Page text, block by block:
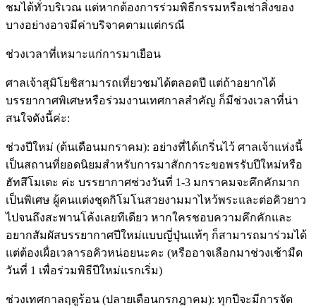
ชมได้ทั่วบริเวณ แต่หากต้องการร่วมพิธีกรรมหรือเช่าสิ่งของ
บางอย่างอาจมีค่าบริจาคตามแต่กรณี
ช่วงเวลาที่เหมาะแก่การมาเยือน
ศาลเจ้าสุมิโยชิสามารถเที่ยวชมได้ตลอดปี แต่ถ้าอยากได้
บรรยากาศพิเศษหรือร่วมงานเทศกาลสำคัญ ก็มีช่วงเวลาที่น่า
สนใจดังนี้ค่ะ:
ช่วงปีใหม่ (ต้นเดือนมกราคม): อย่างที่ได้เกริ่นไว้ ศาลเจ้าแห่งนี้
เป็นสถานที่ยอดนิยมสำหรับการมาสักการะขอพรรับปีใหม่หรือ
ฮัทสึโมเดะ ค่ะ บรรยากาศช่วงวันที่ 1-3 มกราคมจะคึกคักมาก
เป็นพิเศษ ผู้คนแต่งชุดกิโมโนสวยงามมาไหว้พระและต่อคิวยาว
ไปจนถึงสะพานโค้งเลยทีเดียว หากใครชอบความคึกคักและ
อยากสัมผัสบรรยากาศปีใหม่แบบญี่ปุ่นแท้ๆ ก็สามารถมาร่วมได้
แต่ต้องเผื่อเวลารอคิวหน่อยนะคะ (หรืออาจเลือกมาช่วงเช้ามืด
วันที่ 1 เพื่อร่วมพิธีปีใหม่แรกเริ่ม)
ช่วงเทศกาลฤดูร้อน (ปลายเดือนกรกฎาคม): ทุกปีจะมีการจัด